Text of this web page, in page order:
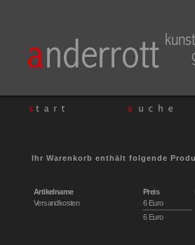
Ihr Warenkorb enthält folgende
Artikelname Preis
Versandkosten
6 Euro
6 Euro